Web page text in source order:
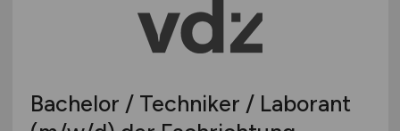
Bachelor / Techniker / Laborant